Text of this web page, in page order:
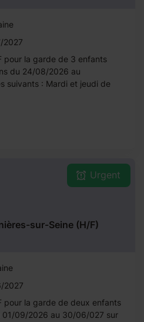
2027
pour la garde de 3 enfants
du 24/08/2026 au
suivants : Mardi et jeudi de
sur-Seine (H/F)
Urgent
2027
pour la garde de deux enfants
01/09/2026 au 30/06/027 sur